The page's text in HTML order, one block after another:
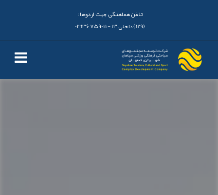
تلفن هماهنگی جهت اردوها :